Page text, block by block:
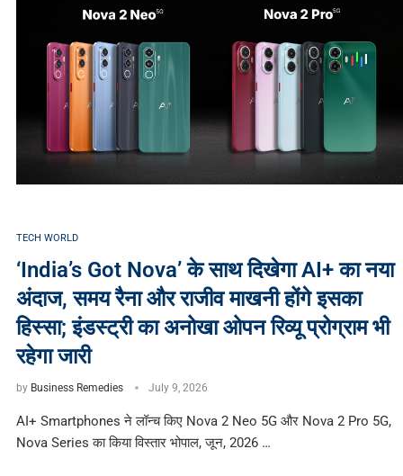
TECH WORLD
‘India’s Got Nova’ के साथ दिखेगा AI+ का नया
अंदाज, समय रैना और राजीव माखनी होंगे इसका
हिस्सा; इंडस्ट्री का अनोखा ओपन रिव्यू प्रोग्राम भी
रहेगा जारी
by Business Remedies July 9, 2026
AI+ Smartphones ने लॉन्च किए Nova 2 Neo 5G और Nova 2 Pro 5G,
Nova Series का किया विस्तार भोपाल, जून, 2026 …